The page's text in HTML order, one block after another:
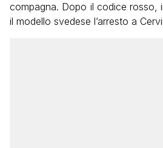
compagna. Dopo il codice rosso,
il modello svedese l’arresto a